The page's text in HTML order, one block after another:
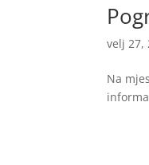
velj 27,
Na